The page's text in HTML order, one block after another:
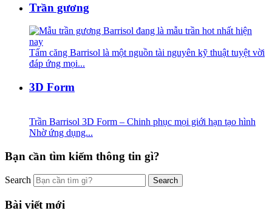
Trần gương
Tấm căng Barrisol là một nguồn tài nguyên kỹ thuật tuyệt vời
đáp ứng mọi...
3D Form
Trần Barrisol 3D Form – Chinh phục mọi giới hạn tạo hình
Nhờ ứng dụng...
Bạn cần tìm kiếm thông tin gì?
Search
Bài viết mới